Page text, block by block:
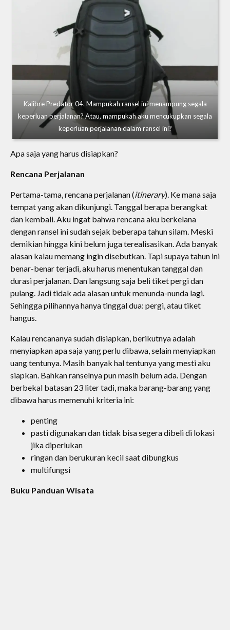
Kalibre Predator 04. Mampukah ransel ini menampung segala
keperluan perjalanan? Atau, mampukah aku mencukupkan segala
keperluan perjalanan dalam ransel ini?
Apa saja yang harus disiapkan?
Rencana Perjalanan
Pertama-tama, rencana perjalanan (itinerary). Ke mana saja
tempat yang akan dikunjungi. Tanggal berapa berangkat
dan kembali. Aku ingat bahwa rencana aku berkelana
dengan ransel ini sudah sejak beberapa tahun silam. Meski
demikian hingga kini belum juga terealisasikan. Ada banyak
alasan kalau memang ingin disebutkan. Tapi supaya tahun ini
benar-benar terjadi, aku harus menentukan tanggal dan
durasi perjalanan. Dan langsung saja beli tiket pergi dan
pulang. Jadi tidak ada alasan untuk menunda-nunda lagi.
Sehingga pilihannya hanya tinggal dua: pergi, atau tiket
hangus.
Kalau rencananya sudah disiapkan, berikutnya adalah
menyiapkan apa saja yang perlu dibawa, selain menyiapkan
uang tentunya. Masih banyak hal tentunya yang mesti aku
siapkan. Bahkan ranselnya pun masih belum ada. Dengan
berbekal batasan 23 liter tadi, maka barang-barang yang
dibawa harus memenuhi kriteria ini:
penting
pasti digunakan dan tidak bisa segera dibeli di lokasi
jika diperlukan
ringan dan berukuran kecil saat dibungkus
multifungsi
Buku Panduan Wisata